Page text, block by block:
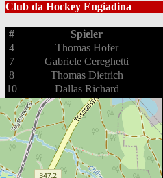
Club da Hockey Engiadina
# Spieler
4
Thomas Hofer
7
Gabriele Cereghetti
8
Thomas Dietrich
10
Dallas Richard
13
Ramon Koefer
18
Peter Hofer
22
Dominic Bär
23
Noël Brunner
Maurice Humbert
25
Alain Deubelbeiss